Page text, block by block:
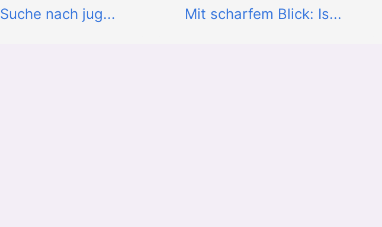
nach jug... Mit scharfem Blick: Is...